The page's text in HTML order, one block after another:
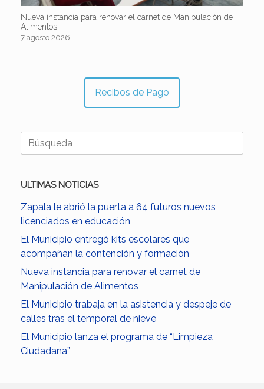
Nueva instancia para renovar el carnet de Manipulación de
Alimentos
7 agosto 2026
Recibos de Pago
Buscar:
ULTIMAS NOTICIAS
Zapala le abrió la puerta a 64 futuros nuevos
licenciados en educación
El Municipio entregó kits escolares que
acompañan la contención y formación
Nueva instancia para renovar el carnet de
Manipulación de Alimentos
El Municipio trabaja en la asistencia y despeje de
calles tras el temporal de nieve
El Municipio lanza el programa de “Limpieza
Ciudadana”